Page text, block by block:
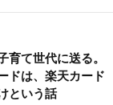
育て世代に送る。
ドは、楽天カード
という話